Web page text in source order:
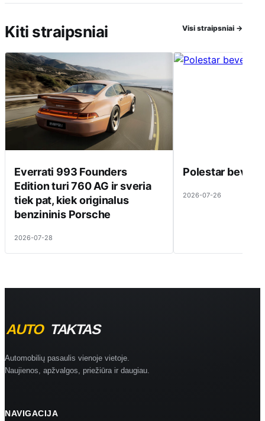
Kiti straipsniai Visi straipsniai →
Everrati 993 Founders
Edition turi 760 AG ir sveria
tiek pat, kiek originalus
benzininis Porsche
2026-07-28
Polestar beveik
2026-07-26
Automobilių pasaulis vienoje vietoje.
Naujienos, apžvalgos, priežiūra ir daugiau.
NAVIGACIJA